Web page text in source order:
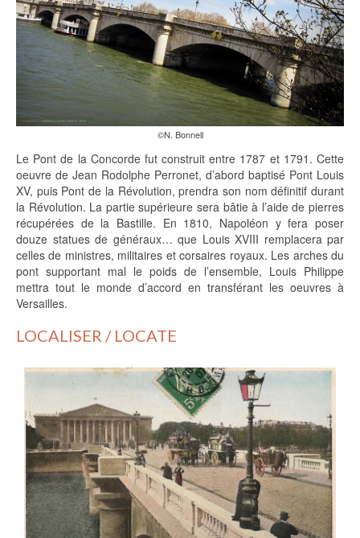
©N. Bonnell
Le Pont de la Concorde fut construit entre 1787 et 1791. Cette
oeuvre de Jean Rodolphe Perronet, d’abord baptisé Pont Louis
XV, puis Pont de la Révolution, prendra son nom définitif durant
la Révolution. La partie supérieure sera bâtie à l’aide de pierres
récupérées de la Bastille. En 1810, Napoléon y fera poser
douze statues de généraux… que Louis XVIII remplacera par
celles de ministres, militaires et corsaires royaux. Les arches du
pont supportant mal le poids de l’ensemble, Louis Philippe
mettra tout le monde d’accord en transférant les oeuvres à
Versailles.
LOCALISER / LOCATE